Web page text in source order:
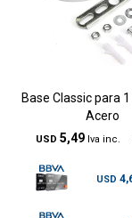
Base Classic para
Acero
USD 5,49
USD